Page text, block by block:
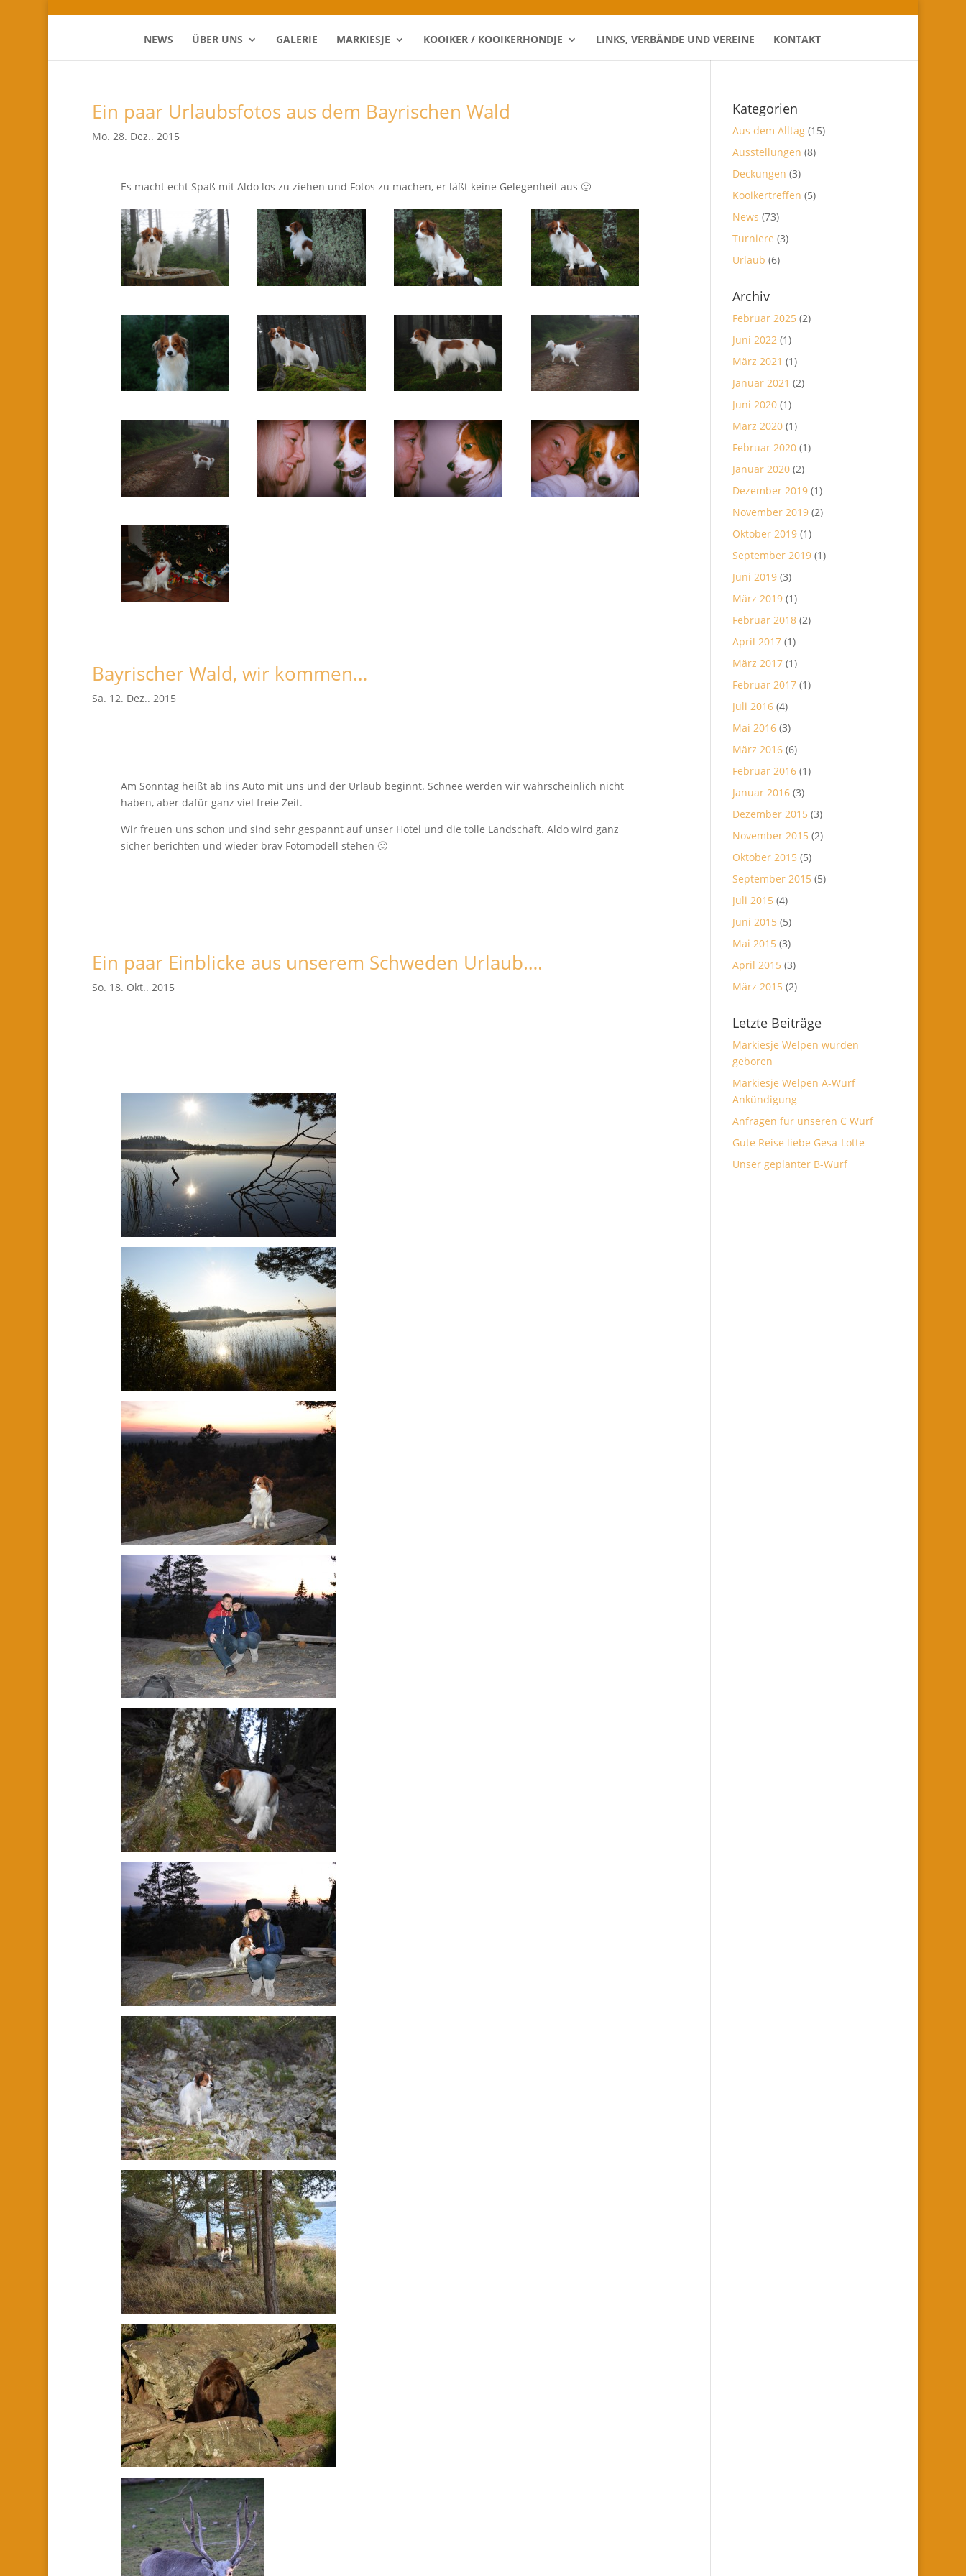
NEWS ÜBER UNS GALERIE MARKIESJE KOOIKER / KOOIKERHONDJE LINKS, VERBÄNDE UND VEREINE KONTAKT
Ein paar Urlaubsfotos aus dem Bayrischen Wald
Mo. 28. Dez.. 2015
Es macht echt Spaß mit Aldo los zu ziehen und Fotos zu machen, er läßt keine Gelegenheit aus 🙂
Bayrischer Wald, wir kommen…
Sa. 12. Dez.. 2015
Am Sonntag heißt ab ins Auto mit uns und der Urlaub beginnt. Schnee werden wir wahrscheinlich nicht
haben, aber dafür ganz viel freie Zeit.
Wir freuen uns schon und sind sehr gespannt auf unser Hotel und die tolle Landschaft. Aldo wird ganz
sicher berichten und wieder brav Fotomodell stehen 🙂
Ein paar Einblicke aus unserem Schweden Urlaub….
So. 18. Okt.. 2015
Kategorien
Aus dem Alltag (15)
Ausstellungen (8)
Deckungen (3)
Kooikertreffen (5)
News (73)
Turniere (3)
Urlaub (6)
Archiv
Februar 2025 (2)
Juni 2022 (1)
März 2021 (1)
Januar 2021 (2)
Juni 2020 (1)
März 2020 (1)
Februar 2020 (1)
Januar 2020 (2)
Dezember 2019 (1)
November 2019 (2)
Oktober 2019 (1)
September 2019 (1)
Juni 2019 (3)
März 2019 (1)
Februar 2018 (2)
April 2017 (1)
März 2017 (1)
Februar 2017 (1)
Juli 2016 (4)
Mai 2016 (3)
März 2016 (6)
Februar 2016 (1)
Januar 2016 (3)
Dezember 2015 (3)
November 2015 (2)
Oktober 2015 (5)
September 2015 (5)
Juli 2015 (4)
Juni 2015 (5)
Mai 2015 (3)
April 2015 (3)
März 2015 (2)
Letzte Beiträge
Markiesje Welpen wurden
geboren
Markiesje Welpen A-Wurf
Ankündigung
Anfragen für unseren C Wurf
Gute Reise liebe Gesa-Lotte
Unser geplanter B-Wurf